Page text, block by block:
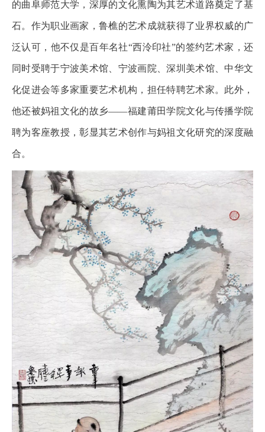
的曲阜师范大学，深厚的文化熏陶为其艺术道路奠定了基
石。作为职业画家，鲁樵的艺术成就获得了业界权威的广
泛认可，他不仅是百年名社“西泠印社”的签约艺术家，还
同时受聘于宁波美术馆、宁波画院、深圳美术馆、中华文
化促进会等多家重要艺术机构，担任特聘艺术家。此外，
他还被妈祖文化的故乡——福建莆田学院文化与传播学院
聘为客座教授，彰显其艺术创作与妈祖文化研究的深度融
合。